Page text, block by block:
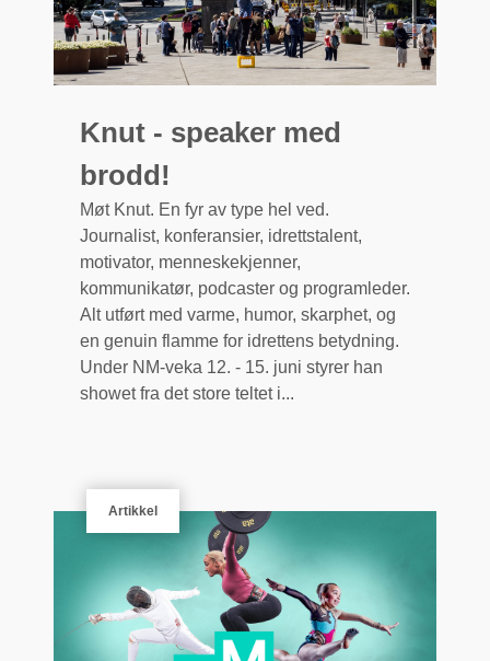
Knut - speaker med
brodd!
Møt Knut. En fyr av type hel ved.
Journalist, konferansier, idrettstalent,
motivator, menneskekjenner,
kommunikatør, podcaster og programleder.
Alt utført med varme, humor, skarphet, og
en genuin flamme for idrettens betydning.
Under NM-veka 12. - 15. juni styrer han
showet fra det store teltet i...
Artikkel